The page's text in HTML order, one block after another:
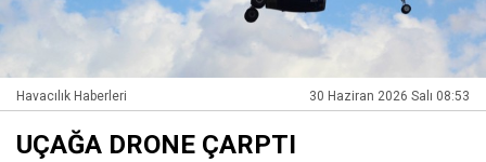
Havacılık Haberleri 30 Haziran 2026 Salı 08:53
UÇAĞA DRONE ÇARPTI